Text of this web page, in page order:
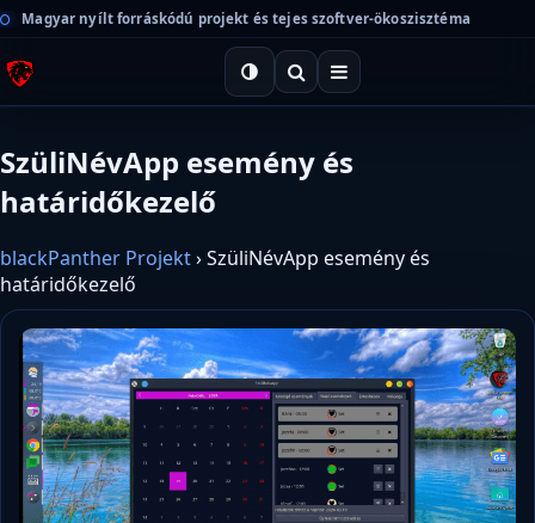
Magyar nyílt forráskódú projekt és tejes szoftver-ökoszisztéma
SzüliNévApp esemény és
határidőkezelő
blackPanther Projekt›SzüliNévApp esemény és
határidőkezelő